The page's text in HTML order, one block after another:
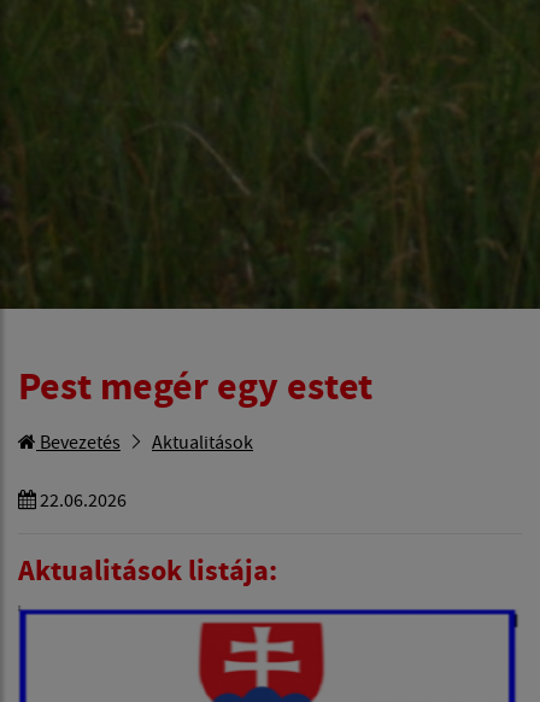
Pest megér egy estet
Bevezetés Aktualitások
22.06.2026
Aktualitások listája: